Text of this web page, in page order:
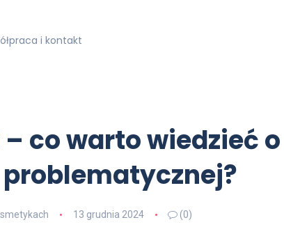
i kontakt
co warto wiedzieć o
13 grudnia 2024 (0)